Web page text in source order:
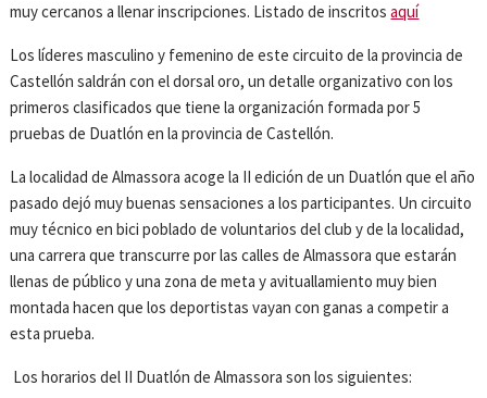
muy cercanos a llenar inscripciones. Listado de inscritosaquí
Los líderes masculino y femenino de este circuito de la provincia de
Castellón saldrán con el dorsal oro, un detalle organizativo con los
primeros clasificados que tiene la organización formada por 5
pruebas de Duatlón en la provincia de Castellón.
La localidad de Almassora acoge la II edición de un Duatlón que el año
pasado dejó muy buenas sensaciones a los participantes. Un circuito
muy técnico en bici poblado de voluntarios del club y de la localidad,
una carrera que transcurre por las calles de Almassora que estarán
llenas de público y una zona de meta y avituallamiento muy bien
montada hacen que los deportistas vayan con ganas a competir a
esta prueba.
Los horarios del II Duatlón de Almassora son los siguientes: